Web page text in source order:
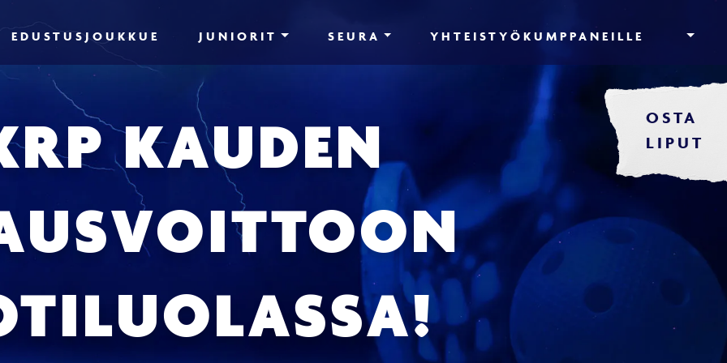
EDUSTUSJOUKKUE JUNIORIT SEURA YHTEISTYÖKUMPPANEILLE
OSTA
LIPUT
KAUDEN